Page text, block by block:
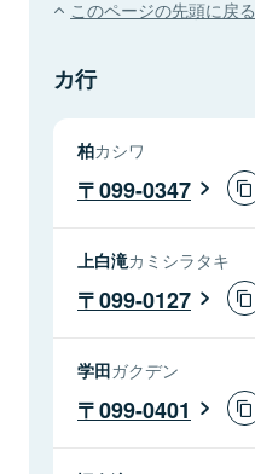
このページの先頭に戻る
カ行
柏カシワ
099-0347
上白滝カミシラタキ
099-0127
学田ガクデン
099-0401